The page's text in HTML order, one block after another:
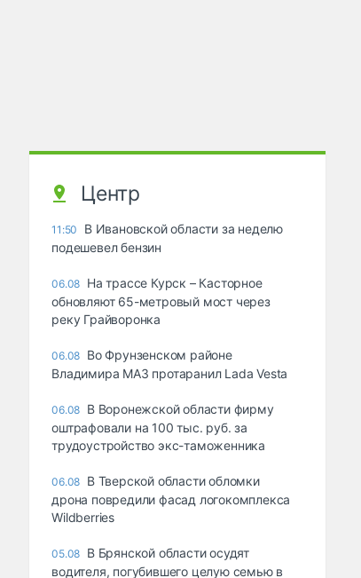
Центр
11:50
В Ивановской области за неделю
подешевел бензин
06.08 На трассе Курск – Касторное
обновляют 65-метровый мост через
реку Грайворонка
06.08 Во Фрунзенском районе
Владимира МАЗ протаранил Lada Vesta
06.08 В Воронежской области фирму
оштрафовали на 100 тыс. руб. за
трудоустройство экс-таможенника
06.08 В Тверской области обломки
дрона повредили фасад логокомплекса
Wildberries
05.08 В Брянской области осудят
водителя, погубившего целую семью в